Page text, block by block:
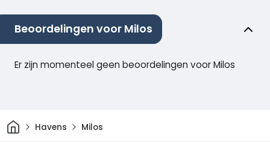
Beoordelingen voor Milos
Er zijn momenteel geen beoordelingen voor Milos
ThuisHavens Milos